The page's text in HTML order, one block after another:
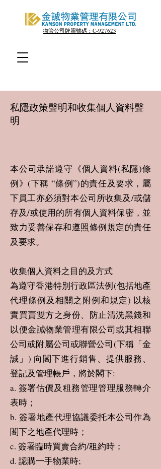
物管公司牌照號碼：C-927623
私隱政策聲明和收集個人資料聲
明
本公司承諾遵守《個人資料(私隱)條
例》(下稱 “條例”)的責任及要求，屬
下員工亦必須對本公司所收集及/或儲
存及/或使用的所有個人資料保密，並
致力妥善保存和遵照條例規定的責任
及要求。
收集個人資料之目的及方式
為遵守香港特別行政區法例(包括地產
代理條例及相關之附例和規定) 以核
實買賣雙方之身份、防止清洗黑錢和
以便金誠物業管理有限公司或其相聯
公司或附屬公司或聯營公司(下稱「金
誠」) 向閣下進行銷售、提供服務、
登記及管理帳戶，將於閣下:
a. 簽署估價及租務管理管理服務轉介
表時；
b. 簽署地產代理協議委托本公司作為
閣下之地產代理時；
c. 簽署臨時買賣合約/租約時；
d. 認購一手物業時;